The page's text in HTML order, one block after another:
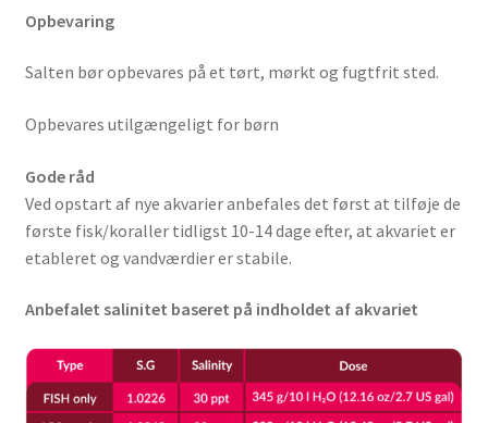
Opbevaring
Salten bør opbevares på et tørt, mørkt og fugtfrit sted.
Opbevares utilgængeligt for børn
Gode råd
Ved opstart af nye akvarier anbefales det først at tilføje de
første fisk/koraller tidligst 10-14 dage efter, at akvariet er
etableret og vandværdier er stabile.
Anbefalet salinitet baseret på indholdet af akvariet